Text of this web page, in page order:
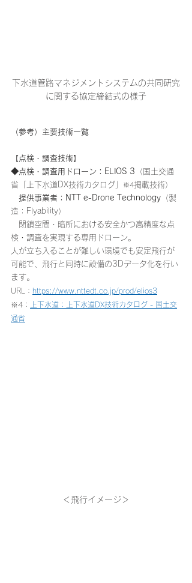
下水道管路マネジメントシステムの共同研究
に関する協定締結式の様子
（参考）主要技術一覧
【点検・調査技術】
◆点検・調査用ドローン：ELIOS 3 （国土交通
省「上下水道DX技術カタログ」
※4掲載技術）
提供事業者：NTT e-Drone Technology （製
造：Flyability）
閉鎖空間・暗所における安全かつ高精度な点
検・調査を実現する専用ドローン。
人が立ち入ることが難しい環境でも安定飛行が
可能で、飛行と同時に設備の3Dデータ化を行い
ます。
URL： https://www.nttedt.co.jp/prod/elios3
※4：
上下水道：上下水道DX技術カタログ - 国土交
通省
＜飛行イメージ＞